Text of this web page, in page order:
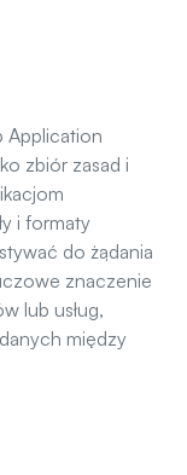
Application
zbiór zasad i
i formaty
do żądania
znaczenie
lub usług,
między